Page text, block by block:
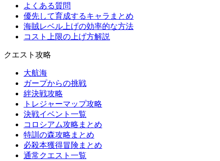
よくある質問
優先して育成するキャラまとめ
海賊レベル上げの効率的な方法
コスト上限の上げ方解説
クエスト攻略
大航海
ガープからの挑戦
絆決戦攻略
トレジャーマップ攻略
決戦イベント一覧
コロシアム攻略まとめ
特訓の森攻略まとめ
必殺本獲得冒険まとめ
通常クエスト一覧